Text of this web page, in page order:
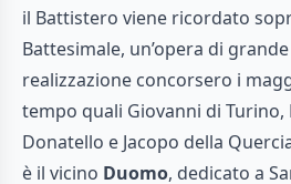
il Battistero viene ricordato
Battesimale, un’opera di
realizzazione concorsero i
tempo quali Giovanni di
Donatello e Jacopo della
è il vicino Duomo, dedicato a